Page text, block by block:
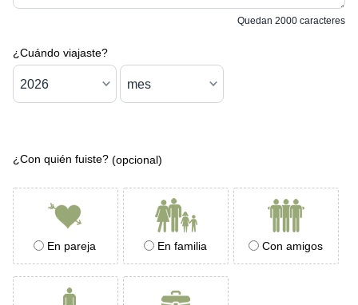
Quedan 2000 caracteres
¿Cuándo viajaste?
¿Con quién fuiste? (opcional)
En pareja En familia Con amigos